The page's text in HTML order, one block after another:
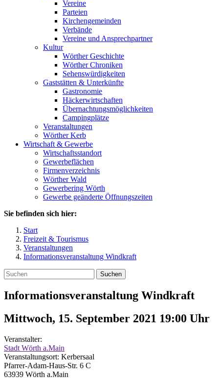
Vereine
Parteien
Kirchengemeinden
Verbände
Vereine und Ansprechpartner
Kultur
Wörther Geschichte
Wörther Chroniken
Sehenswürdigkeiten
Gaststätten & Unterkünfte
Gastronomie
Häckerwirtschaften
Übernachtungsmöglichkeiten
Campingplätze
Veranstaltungen
Wörther Kerb
Wirtschaft & Gewerbe
Wirtschaftsstandort
Gewerbeflächen
Firmenverzeichnis
Wörther Wald
Gewerbering Wörth
Gewerbe geänderte Öffnungszeiten
Sie befinden sich hier:
Start
Freizeit & Tourismus
Veranstaltungen
Informationsveranstaltung Windkraft
Suchen
Informationsveranstaltung Windkraft
Mittwoch, 15. September 2021 19:00 Uhr
Veranstalter:
Stadt Wörth a.Main
Veranstaltungsort: Kerbersaal
Pfarrer-Adam-Haus-Str. 6 C
63939 Wörth a.Main